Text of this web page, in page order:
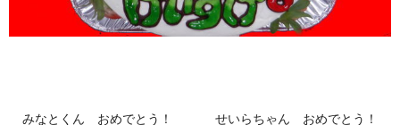
みなとくん おめでとう！ せいらちゃん おめでとう！